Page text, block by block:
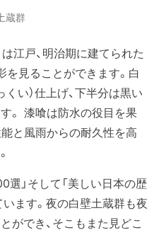
蔵群
江戸、明治期に建てられた
を見ることができます。白
い）仕上げ、下半分は黒い
。 漆喰は防水の役目を果
と風雨からの耐久性を高
選」そして「美しい日本の歴
ます。夜の白壁土蔵群も夜
ができ、そこもまた見どこ